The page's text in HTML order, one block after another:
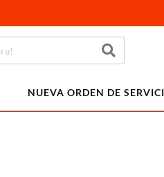
NUEVA ORDEN DE